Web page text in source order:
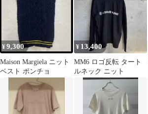
¥9,300
Maison Margiela ニット
ベスト ポンチョ
¥ 13,400
MM6 ロゴ反転 タート
ルネック ニット